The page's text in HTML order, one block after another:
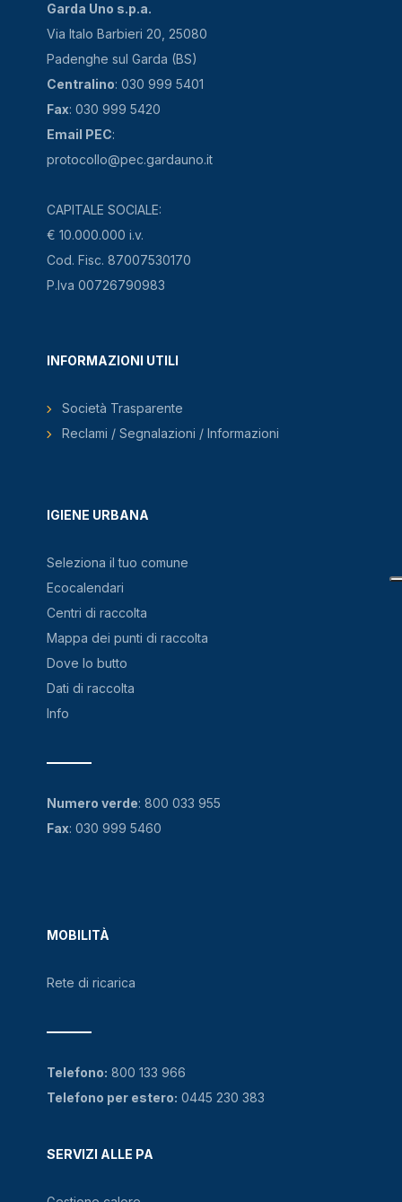
Garda Uno s.p.a.
Via Italo Barbieri 20, 25080
Padenghe sul Garda (BS)
Centralino: 030 999 5401
Fax: 030 999 5420
Email PEC:
protocollo@pec.gardauno.it
CAPITALE SOCIALE:
€ 10.000.000 i.v.
Cod. Fisc. 87007530170
P.Iva 00726790983
IGIENE URBANA
Seleziona il tuo comune
Ecocalendari
Centri di raccolta
Mappa dei punti di raccolta
Dove lo butto
Dati di raccolta
Info
MOBILITÀ
Rete di ricarica
SERVIZI ALLE PA
INFORMAZIONI UTILI
Società Trasparente
Reclami / Segnalazioni / Informazioni
Numero verde: 800 033 955
Fax: 030 999 5460
Telefono: 800 133 966
Telefono per estero: 0445 230 383